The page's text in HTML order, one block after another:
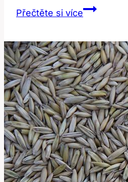
Přečtěte si víceSimpler:
Používat
Toto
Slovo
v
Anglickém
Jazyce?